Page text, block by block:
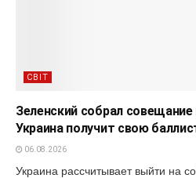
СВІТ
Зеленский собрал совещание
Украина получит свою
06.08.2026
Украина рассчитывает выйти на